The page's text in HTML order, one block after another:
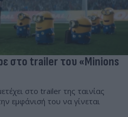
στο trailer του «Minions
στο trailer της ταινίας
εμφάνισή του να γίνεται